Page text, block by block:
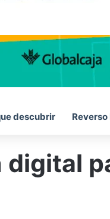
descubrir